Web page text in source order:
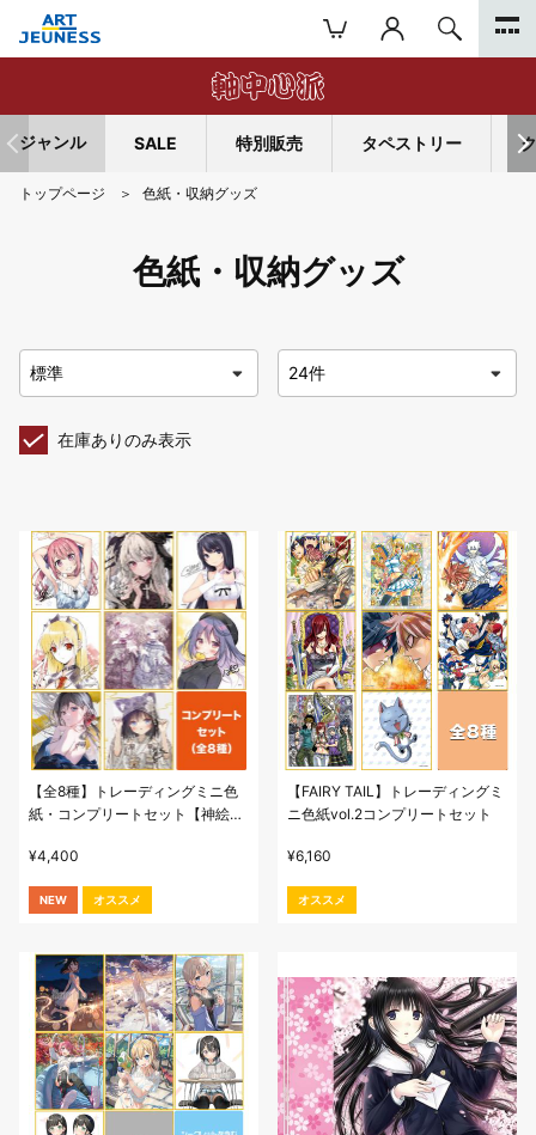
ジャンル SALE 特別販売 タペストリー
トップページ 色紙・収納グッズ
色紙・収納グッズ
在庫ありのみ表示
【全8種】トレーディングミニ色
紙・コンプリートセット【神絵
¥4,400
NEW オススメ
【FAIRY TAIL】トレーディングミ
ニ色紙vol.2コンプリートセット
¥6,160
オススメ